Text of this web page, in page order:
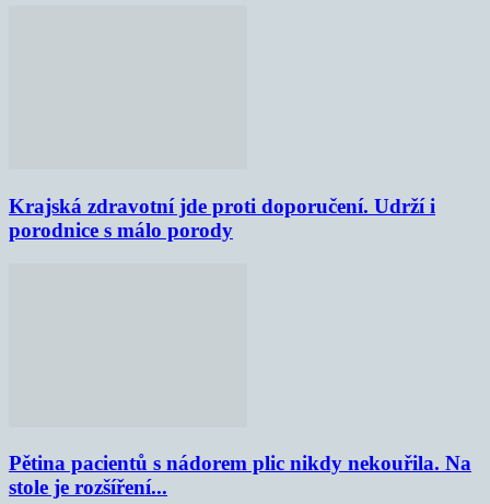
Krajská zdravotní jde proti doporučení. Udrží i
porodnice s málo porody
Pětina pacientů s nádorem plic nikdy nekouřila. Na
stole je rozšíření...